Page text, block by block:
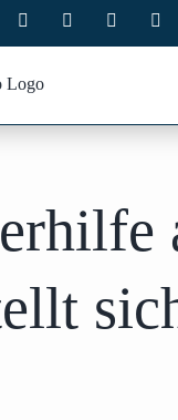
Facebook Instagram